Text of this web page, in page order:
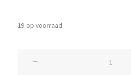
19 op voorraad